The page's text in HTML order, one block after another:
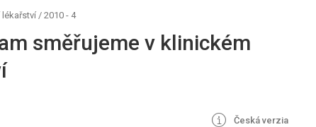
lékařství / 2010 - 4
směřujeme v klinickém
Česká verzia